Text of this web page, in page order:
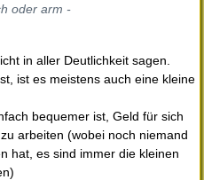
oder arm -
in aller Deutlichkeit sagen.
ist es meistens auch eine kleine
bequemer ist, Geld für sich
arbeiten (wobei noch niemand
hat, es sind immer die kleinen